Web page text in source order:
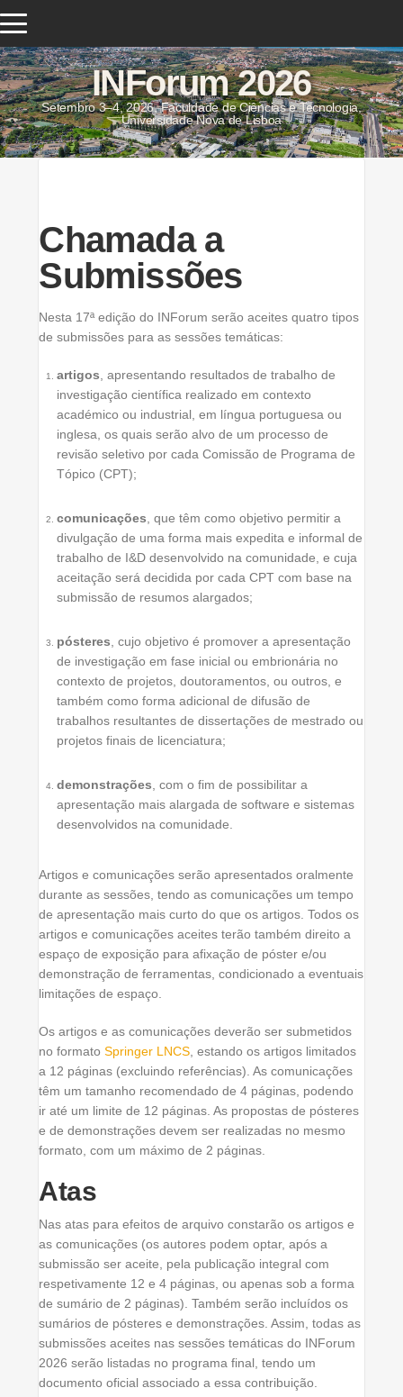
INForum 2026
Setembro 3–4, 2026, Faculdade de Ciências e Tecnologia,
Universidade Nova de Lisboa
Chamada a
Submissões
Nesta 17ª edição do INForum serão aceites quatro tipos
de submissões para as sessões temáticas:
artigos , apresentando resultados de trabalho de
investigação científica realizado em contexto
académico ou industrial, em língua portuguesa ou
inglesa, os quais serão alvo de um processo de
revisão seletivo por cada Comissão de Programa de
Tópico (CPT);
comunicações , que têm como objetivo permitir a
divulgação de uma forma mais expedita e informal de
trabalho de I&D desenvolvido na comunidade, e cuja
aceitação será decidida por cada CPT com base na
submissão de resumos alargados;
pósteres , cujo objetivo é promover a apresentação
de investigação em fase inicial ou embrionária no
contexto de projetos, doutoramentos, ou outros, e
também como forma adicional de difusão de
trabalhos resultantes de dissertações de mestrado ou
projetos finais de licenciatura;
demonstrações , com o fim de possibilitar a
apresentação mais alargada de software e sistemas
desenvolvidos na comunidade.
Artigos e comunicações serão apresentados oralmente
durante as sessões, tendo as comunicações um tempo
de apresentação mais curto do que os artigos. Todos os
artigos e comunicações aceites terão também direito a
espaço de exposição para afixação de póster e/ou
demonstração de ferramentas, condicionado a eventuais
limitações de espaço.
Os artigos e as comunicações deverão ser submetidos
no formatoSpringer LNCS , estando os artigos limitados
a 12 páginas (excluindo referências). As comunicações
têm um tamanho recomendado de 4 páginas, podendo
ir até um limite de 12 páginas. As propostas de pósteres
e de demonstrações devem ser realizadas no mesmo
formato, com um máximo de 2 páginas.
Atas
Nas atas para efeitos de arquivo constarão os artigos e
as comunicações (os autores podem optar, após a
submissão ser aceite, pela publicação integral com
respetivamente 12 e 4 páginas, ou apenas sob a forma
de sumário de 2 páginas). Também serão incluídos os
sumários de pósteres e demonstrações. Assim, todas as
submissões aceites nas sessões temáticas do INForum
2026 serão listadas no programa final, tendo um
documento oficial associado a essa contribuição.